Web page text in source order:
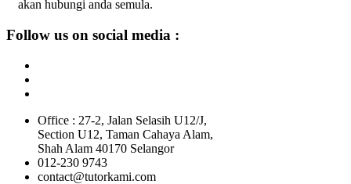
akan hubungi anda semula.
Follow us on social media :
Office : 27-2, Jalan Selasih U12/J,
Section U12, Taman Cahaya Alam,
Shah Alam 40170 Selangor
012-230 9743
contact@tutorkami.com